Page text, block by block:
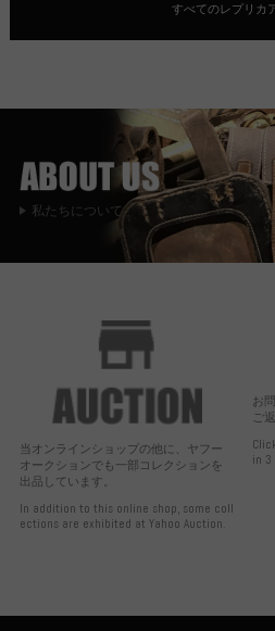
すべてのレプリカ
私たちについて
当オンラインショップの他に、ヤフー
オークションでも一部コレクションを
出品しています。
In addition to this online shop, some coll
ections are exhibited at Yahoo Auction.
お
ご
in 3